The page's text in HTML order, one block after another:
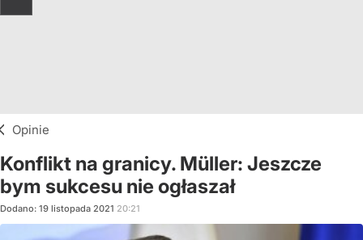
Opinie
Konflikt na granicy. Müller: Jeszcze
bym sukcesu nie ogłaszał
Dodano: 19 listopada 2021 20:21